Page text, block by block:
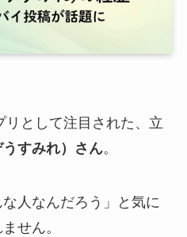
リとして注目された、立
すみれ）さん。
人なんだろう」と気に
せん。